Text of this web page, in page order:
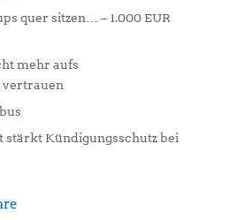
quer sitzen… – 1.000 EUR
mehr aufs
vertrauen
stärkt Kündigungsschutz bei